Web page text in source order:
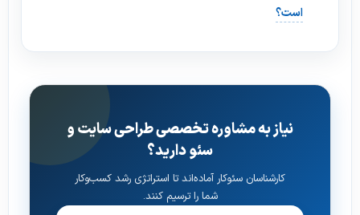
است؟
نیاز به مشاوره تخصصی طراحی سایت و
سئو دارید؟
کارشناسان سئوکار آماده‌اند تا استراتژی رشد کسب‌وکار
شما را ترسیم کنند.